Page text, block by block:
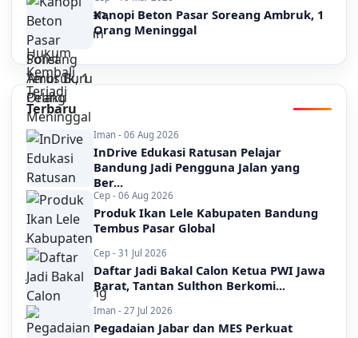
Kanopi Beton Pasar Soreang Ambruk, 1
Orang Meninggal
Terbaru
Iman - 06 Aug 2026
InDrive Edukasi Ratusan Pelajar
Bandung Jadi Pengguna Jalan yang
Ber...
Cep - 06 Aug 2026
Produk Ikan Lele Kabupaten Bandung
Tembus Pasar Global
Cep - 31 Jul 2026
Daftar Jadi Bakal Calon Ketua PWI Jawa
Barat, Tantan Sulthon Berkomi...
Iman - 27 Jul 2026
Pegadaian Jabar dan MES Perkuat